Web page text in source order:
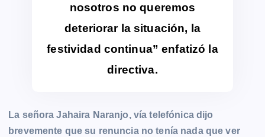
nosotros no queremos
deteriorar la situación, la
festividad continua” enfatizó la
directiva.
La señora Jahaira Naranjo, vía telefónica dijo
brevemente que su renuncia no tenía nada que ver